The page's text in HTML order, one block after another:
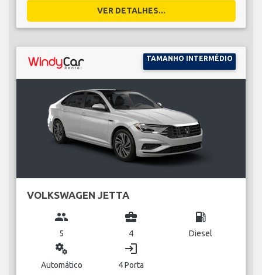
VER DETALHES...
TAMANHO INTERMÉDIO
VOLKSWAGEN JETTA
group
5
business_center
4
local_gas_station
Diesel
miscellaneous_services
Automático
login
4 Porta